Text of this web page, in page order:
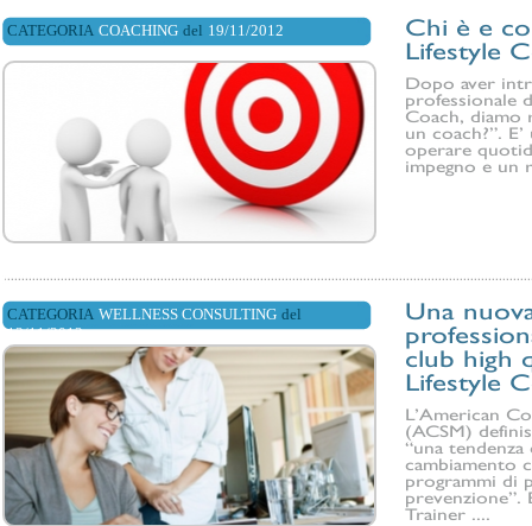
CATEGORIA COACHING del 19/11/2012
Chi è e
Lifestyle
Dopo aver
professionale
Coach, diamo
un coach?”.
operare
impegno e un
CATEGORIA WELLNESS CONSULTING del
13/11/2012
Una
club high
Lifestyle
L’American
(ACSM)
“una
cambiamento
programmi di
prevenzione”.
Trainer ....